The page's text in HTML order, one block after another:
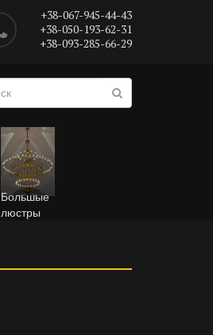
+38-067-945-44-43
+38-050-193-62-31
+38-093-285-66-29
Большые
люстры